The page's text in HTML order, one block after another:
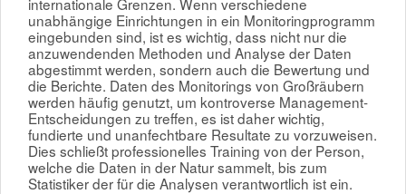
unabhängige Einrichtungen in ein Monitoringprogramm
eingebunden sind, ist es wichtig, dass nicht nur die
anzuwendenden Methoden und Analyse der Daten
abgestimmt werden, sondern auch die Bewertung und
die Berichte. Daten des Monitorings von Großräubern
werden häufig genutzt, um kontroverse Management-
Entscheidungen zu treffen, es ist daher wichtig,
fundierte und unanfechtbare Resultate zu vorzuweisen.
Dies schließt professionelles Training von der Person,
welche die Daten in der Natur sammelt, bis zum
Statistiker der für die Analysen verantwortlich ist ein.